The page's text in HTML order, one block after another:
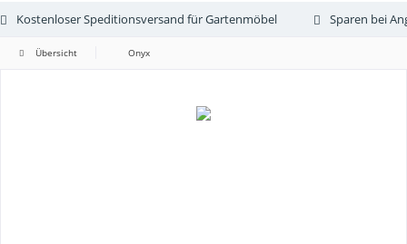
Kostenloser Speditionsversand für Gartenmöbel Sparen bei
Übersicht Onyx